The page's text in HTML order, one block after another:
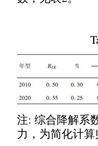
注: 综合降解系
力 ， 为简化计